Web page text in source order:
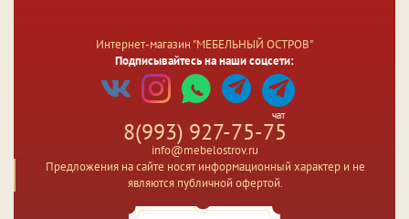
Интернет-магазин "МЕБЕЛЬНЫЙ ОСТРОВ"
Подписывайтесь на наши соцсети:
чат
8(993) 927-75-75
info@mebelostrov.ru
Предложения на сайте носят информационный характер и не
являются публичной офертой.